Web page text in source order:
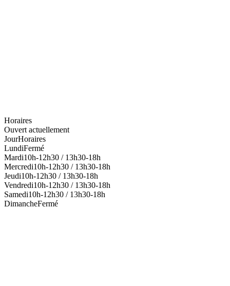
Horaires
Ouvert actuellement
JourHoraires
LundiFermé
Mardi10h-12h30 / 13h30-18h
Mercredi10h-12h30 / 13h30-18h
Jeudi10h-12h30 / 13h30-18h
Vendredi10h-12h30 / 13h30-18h
Samedi10h-12h30 / 13h30-18h
DimancheFermé